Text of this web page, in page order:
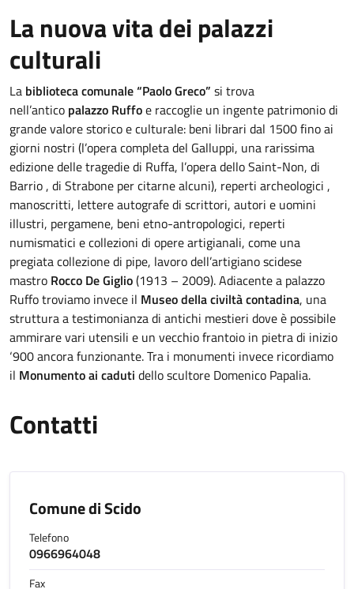
La nuova vita dei palazzi
culturali
La biblioteca comunale “Paolo Greco” si trova
nell’antico palazzo Ruffoe raccoglie un ingente patrimonio di
grande valore storico e culturale: beni librari dal 1500 fino ai
giorni nostri (l’opera completa del Galluppi, una rarissima
edizione delle tragedie di Ruffa, l’opera dello Saint-Non, di
Barrio , di Strabone per citarne alcuni), reperti archeologici ,
manoscritti, lettere autografe di scrittori, autori e uomini
illustri, pergamene, beni etno-antropologici, reperti
numismatici e collezioni di opere artigianali, come una
pregiata collezione di pipe, lavoro dell’artigiano scidese
mastro Rocco De Giglio(1913 – 2009). Adiacente a palazzo
Ruffo troviamo invece il Museo della civiltà contadina, una
struttura a testimonianza di antichi mestieri dove è possibile
ammirare vari utensili e un vecchio frantoio in pietra di inizio
‘900 ancora funzionante. Tra i monumenti invece ricordiamo
il Monumento ai caduti dello scultore Domenico Papalia.
Contatti
Comune di Scido
Telefono
0966964048
Fax